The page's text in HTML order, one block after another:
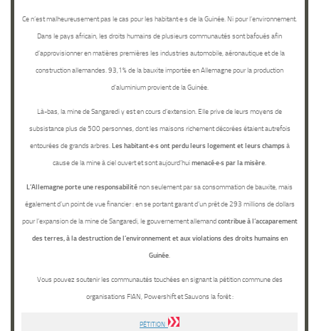
Ce n’est malheureusement pas le cas pour les habitant·e·s de la Guinée. Ni pour l’environnement.
Dans le pays africain, les droits humains de plusieurs communautés sont bafoués afin
d’approvisionner en matières premières les industries automobile, aéronautique et de la
construction allemandes.93,1% de la bauxite importée en Allemagnepour la production
d’aluminiumprovient de la Guinée.
Là-bas, la mine de Sangaredi y est en cours d’extension. Elle prive de leurs moyens de
subsistance plus de 500 personnes, dont les maisons richement décorées étaient autrefois
entourées de grands arbres.Les habitant·e·s ont perdu leurs logement et leurs champsà
cause de la mine à ciel ouvert et sont aujourd’huimenacé·e·s par la misère.
L’Allemagne porte une responsabiliténon seulement par sa consommation de bauxite, mais
également d’un point de vue financier : en se portant garant d’un prêt de 293 millions de dollars
pour l’expansion de la mine de Sangaredi, le gouvernement allemandcontribue à l’accaparement
des terres, à la destruction de l’environnement et aux violations des droits humains en
Guinée.
Vous pouvez soutenir les communautés touchées en signant la pétition commune des
organisations FIAN, Powershift et Sauvons la forêt :
PÉTITION